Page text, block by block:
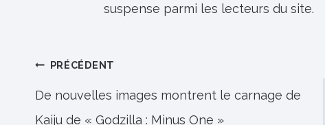
suspense parmi les lecteurs du site.
Navigation
de
PRÉCÉDENT
De nouvelles images montrent le carnage de
Kaiju de « Godzilla : Minus One »